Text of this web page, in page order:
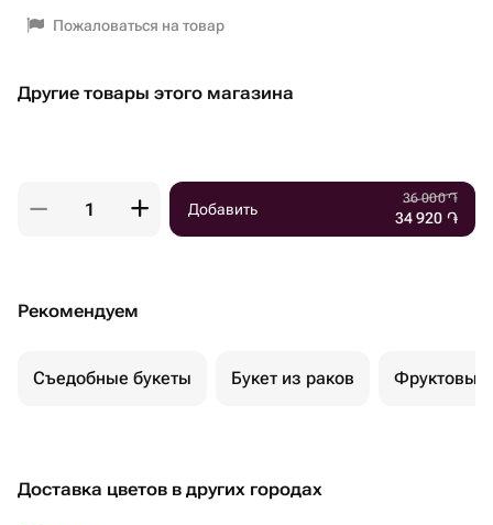
Пожаловаться на товар
Другие товары этого магазина
Добавить
36 000֏
34 920 ֏
Рекомендуем
Съедобные букеты Букет из раков Фруктовый
Доставка цветов в других городах